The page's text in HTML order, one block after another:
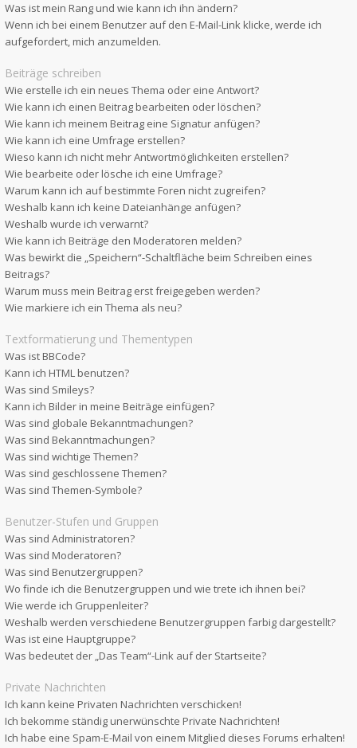
Was ist mein Rang und wie kann ich ihn ändern?
Wenn ich bei einem Benutzer auf den E-Mail-Link klicke, werde ich
aufgefordert, mich anzumelden.
Beiträge schreiben
Wie erstelle ich ein neues Thema oder eine Antwort?
Wie kann ich einen Beitrag bearbeiten oder löschen?
Wie kann ich meinem Beitrag eine Signatur anfügen?
Wie kann ich eine Umfrage erstellen?
Wieso kann ich nicht mehr Antwortmöglichkeiten erstellen?
Wie bearbeite oder lösche ich eine Umfrage?
Warum kann ich auf bestimmte Foren nicht zugreifen?
Weshalb kann ich keine Dateianhänge anfügen?
Weshalb wurde ich verwarnt?
Wie kann ich Beiträge den Moderatoren melden?
Was bewirkt die „Speichern“-Schaltfläche beim Schreiben eines
Beitrags?
Warum muss mein Beitrag erst freigegeben werden?
Wie markiere ich ein Thema als neu?
Textformatierung und Thementypen
Was ist BBCode?
Kann ich HTML benutzen?
Was sind Smileys?
Kann ich Bilder in meine Beiträge einfügen?
Was sind globale Bekanntmachungen?
Was sind Bekanntmachungen?
Was sind wichtige Themen?
Was sind geschlossene Themen?
Was sind Themen-Symbole?
Benutzer-Stufen und Gruppen
Was sind Administratoren?
Was sind Moderatoren?
Was sind Benutzergruppen?
Wo finde ich die Benutzergruppen und wie trete ich ihnen bei?
Wie werde ich Gruppenleiter?
Weshalb werden verschiedene Benutzergruppen farbig dargestellt?
Was ist eine Hauptgruppe?
Was bedeutet der „Das Team“-Link auf der Startseite?
Private Nachrichten
Ich kann keine Privaten Nachrichten verschicken!
Ich bekomme ständig unerwünschte Private Nachrichten!
Ich habe eine Spam-E-Mail von einem Mitglied dieses Forums erhalten!